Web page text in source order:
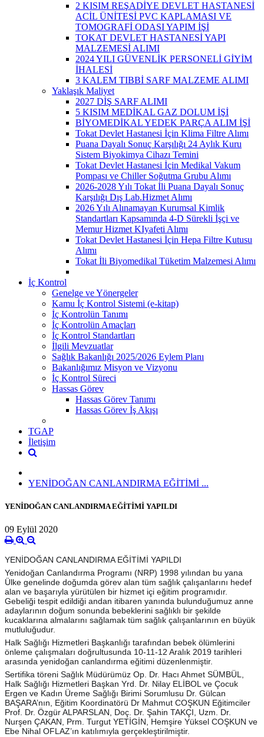
2 KISIM REŞADİYE DEVLET HASTANESİ
ACİL ÜNİTESİ PVC KAPLAMASI VE
TOMOGRAFİ ODASI YAPIM İŞİ
TOKAT DEVLET HASTANESİ YAPI
MALZEMESİ ALIMI
2024 YILI GÜVENLİK PERSONELİ GİYİM
İHALESİ
3 KALEM TIBBİ SARF MALZEME ALIMI
Yaklaşık Maliyet
2027 DİŞ SARF ALIMI
5 KISIM MEDİKAL GAZ DOLUM İŞİ
BİYOMEDİKAL YEDEK PARÇA ALIM İŞİ
Tokat Devlet Hastanesi İçin Klima Filtre Alımı
Puana Dayalı Sonuç Karşılığı 24 Aylık Kuru
Sistem Biyokimya Cihazı Temini
Tokat Devlet Hastanesi İçin Medikal Vakum
Pompası ve Chiller Soğutma Grubu Alımı
2026-2028 Yılı Tokat İli Puana Dayalı Sonuç
Karşılığı Dış Lab.Hizmet Alımı
2026 Yılı Alınamayan Kurumsal Kimlik
Standartları Kapsamında 4-D Sürekli İşçi ve
Memur Hizmet KIyafeti Alımı
Tokat Devlet Hastanesi İçin Hepa Filtre Kutusu
Alımı
Tokat İli Biyomedikal Tüketim Malzemesi Alımı
İç Kontrol
Genelge ve Yönergeler
Kamu İç Kontrol Sistemi (e-kitap)
İç Kontrolün Tanımı
İç Kontrolün Amaçları
İç Kontrol Standartları
İlgili Mevzuatlar
Sağlık Bakanlığı 2025/2026 Eylem Planı
Bakanlığımız Misyon ve Vizyonu
İç Kontrol Süreci
Hassas Görev
Hassas Görev Tanımı
Hassas Görev İş Akışı
TGAP
İletişim
YENİDOĞAN CANLANDIRMA EĞİTİMİ ...
YENİDOĞAN CANLANDIRMA EĞİTİMİ YAPILDI
09 Eylül 2020
YENİDOĞAN CANLANDIRMA EĞİTİMİ YAPILDI
Yenidoğan Canlandırma Programı (NRP) 1998 yılından bu yana
Ülke genelinde doğumda görev alan tüm sağlık çalışanlarını hedef
alan ve başarıyla yürütülen bir hizmet içi eğitim programıdır.
Gebeliği tespit edildiği andan itibaren yanında bulunduğumuz anne
adaylarının doğum sonunda bebeklerini sağlıklı bir şekilde
kucaklarına almalarını sağlamak tüm sağlık çalışanlarının en büyük
mutluluğudur.
Halk Sağlığı Hizmetleri Başkanlığı tarafından bebek ölümlerini
önleme çalışmaları doğrultusunda 10-11-12 Aralık 2019 tarihleri
arasında yenidoğan canlandırma eğitimi düzenlenmiştir.
Sertifika töreni Sağlık Müdürümüz Op. Dr. Hacı Ahmet SÜMBÜL,
Halk Sağlığı Hizmetleri Başkan Yrd. Dr. Nilay ELİBOL ve Çocuk
Ergen ve Kadın Üreme Sağlığı Birimi Sorumlusu Dr. Gülcan
BAŞARA’nın, Eğitim Koordinatörü Dr Mahmut COŞKUN Eğitimciler
Prof. Dr. Özgür ALPARSLAN, Doç. Dr. Şahin TAKÇI, Uzm. Dr.
Nurşen ÇAKAN, Prm. Turgut YETİGİN, Hemşire Yüksel COŞKUN ve
Ebe Nihal OFLAZ’ın katılımıyla gerçekleştirilmiştir.